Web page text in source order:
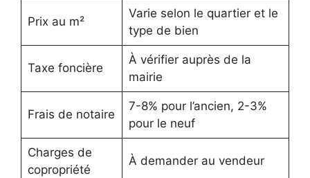
Prix au m²
Varie selon le quartier et le
type de bien
Taxe foncière
À vérifier auprès de la
mairie
Frais de notaire
7-8% pour l’ancien, 2-3%
pour le neuf
Charges de
copropriété
À demander au vendeur